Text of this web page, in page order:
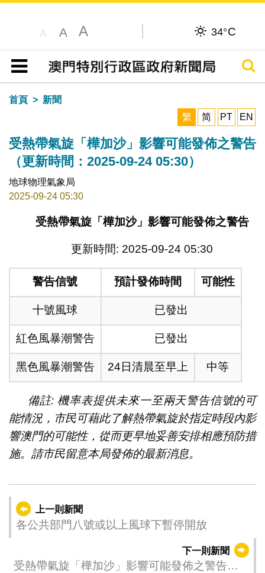
A A A 34°C
目錄
搜尋
首頁
新聞
繁
简 PT EN
受熱帶氣旋「樺加沙」影響可能發佈之警告
（更新時間：2025-09-24 05:30）
地球物理氣象局
2025-09-24 05:30
受熱帶氣旋「樺加沙」影響可能發佈之警告
更新時間: 2025-09-24 05:30
警告信號 預計發佈時間 可能性
十號風球 已發出
紅色風暴潮警告 已發出
黑色風暴潮警告 24日清晨至早上 中等
備註: 機率表提供未來一至兩天警告信號的可
能情況，市民可藉此了解熱帶氣旋於指定時段內影
響澳門的可能性，從而更早地妥善安排相應預防措
施。請市民留意本局發佈的最新消息。
上一則新聞
各公共部門八號或以上風球下暫停開放
下一則新聞
受熱帶氣旋「樺加沙」影響可能發佈之警告